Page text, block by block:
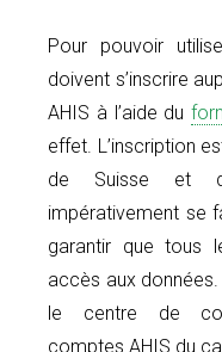
Pour pouvoir
doivent s’inscrire
AHIS à l’aide du
effet. L’inscription
de Suisse et
impérativement se
garantir que tous
accès aux
le centre de
comptes AHIS du